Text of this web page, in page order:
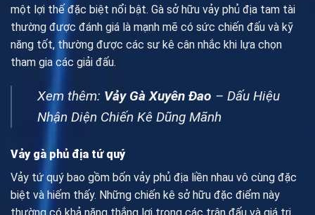
một lợi thế đặc biệt nổi bật. Gà sở hữu vảy phủ địa tam tài
thường được đánh giá là mạnh mẽ có sức chiến đấu và kỹ
năng tốt, thường được các sư kê cân nhắc khi lựa chọn
tham gia các giải đấu.
Xem thêm: Vảy Gà Xuyên Đao – Dấu Hiệu
Nhận Diện Chiến Kê Dũng Mãnh
Vảy gà phủ địa tứ quý
Vảy tứ quý bao gồm bốn vảy phủ địa liền nhau vô cùng đặc
biệt và hiếm thấy. Những chiến kê sở hữu đặc điểm này